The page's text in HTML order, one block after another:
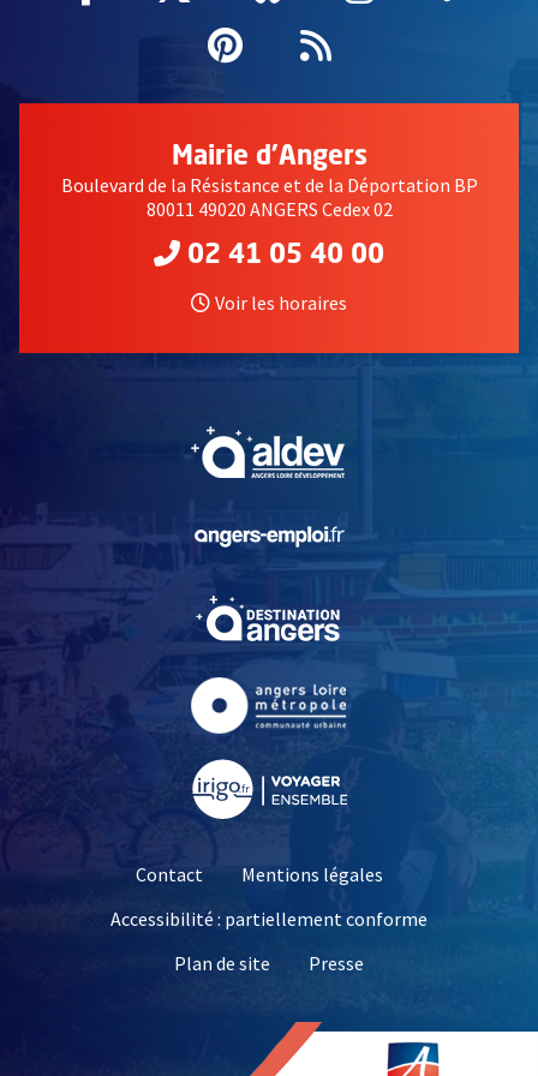
Pinterest
, Ouvre une
Flux RSS
Mairie d'Angers
Boulevard de la Résistance et de la Déportation BP
80011 49020 ANGERS Cedex 02
02 41 05 40 00
Voir les horaires
, Ouvre une nouvelle
, Ouvre une nouvelle
Contact
Mentions légales
Accessibilité : partiellement conforme
Plan de site
Presse